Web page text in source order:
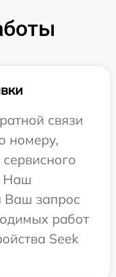
связи
номеру,
Наш
Ваш запрос
работ
Seek